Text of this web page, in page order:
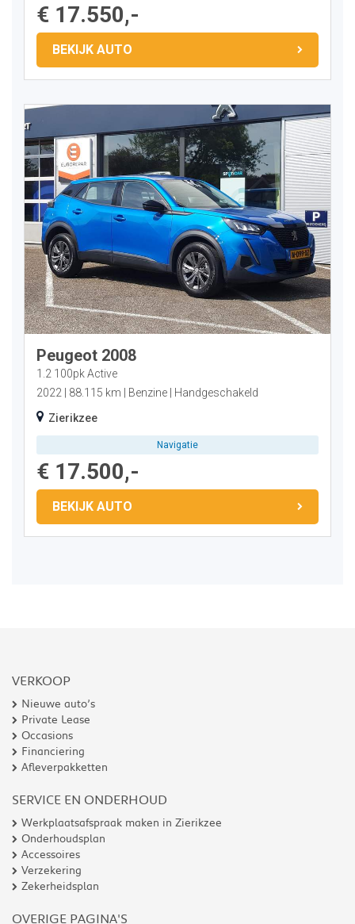
€ 17.550,-
BEKIJK AUTO
Peugeot 2008
1.2 100pk Active
2022
88.115 km Benzine
Handgeschakeld
Zierikzee
Navigatie
€ 17.500,-
BEKIJK AUTO
VERKOOP
Nieuwe auto’s
Private Lease
Occasions
Financiering
Afleverpakketten
SERVICE EN ONDERHOUD
Werkplaatsafspraak maken in Zierikzee
Onderhoudsplan
Accessoires
Verzekering
Zekerheidsplan
OVERIGE PAGINA'S